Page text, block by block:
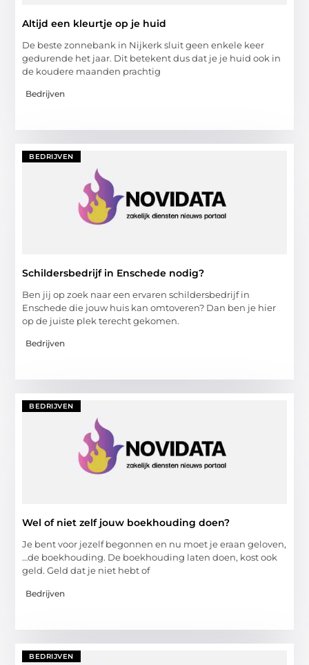
Altijd een kleurtje op je huid
De beste zonnebank in Nijkerk sluit geen enkele keer
gedurende het jaar. Dit betekent dus dat je je huid ook in
de koudere maanden prachtig
Bedrijven
BEDRIJVEN
Schildersbedrijf in Enschede nodig?
Ben jij op zoek naar een ervaren schildersbedrijf in
Enschede die jouw huis kan omtoveren? Dan ben je hier
op de juiste plek terecht gekomen.
Bedrijven
BEDRIJVEN
Wel of niet zelf jouw boekhouding doen?
Je bent voor jezelf begonnen en nu moet je eraan geloven,
…de boekhouding. De boekhouding laten doen, kost ook
geld. Geld dat je niet hebt of
Bedrijven
BEDRIJVEN